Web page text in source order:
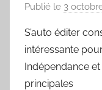
Publié le 3
S’auto éditer
intéressante
Indépendance
principales